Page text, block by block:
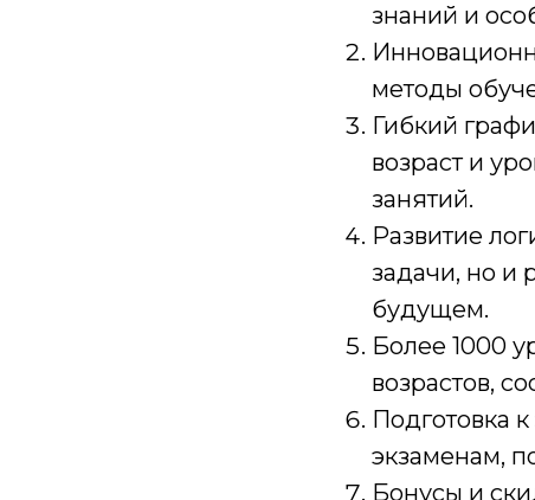
знаний и
методы
Гибкий
возраст и
занятий.
Развитие
задачи, но и
будущем.
Более 1000
возрастов,
Подготовка
экзаменам,
Бонусы и